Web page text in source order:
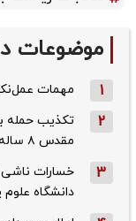
موضوعات
1 مهمات
2
تکذیب حمله
مقدس ۸ ساله منفجر شد
3
خسارات ناشی
دانشگاه